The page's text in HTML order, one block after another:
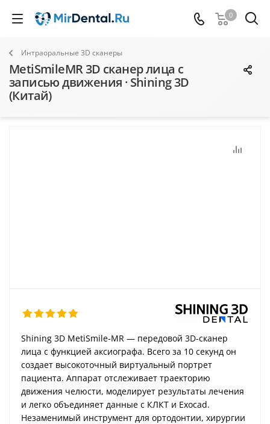
0
Интраоральные 3D сканеры
MetiSmileMR 3D сканер лица с
записью движения · Shining 3D
(Китай)
Shining 3D MetiSmile-MR — передовой 3D-сканер
лица с функцией аксиографа. Всего за 10 секунд он
создает высокоточный виртуальный портрет
пациента. Аппарат отслеживает траекторию
движения челюсти, моделирует результаты лечения
и легко объединяет данные с КЛКТ и Exocad.
Незаменимый инструмент для ортодонтии, хирургии